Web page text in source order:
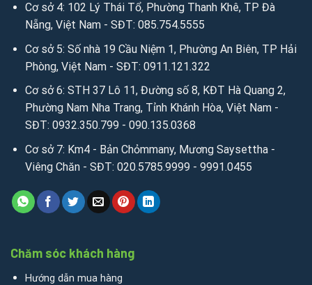
Cơ sở 4: 102 Lý Thái Tổ, Phường Thanh Khê, TP Đà
Nẵng, Việt Nam - SĐT: 085.754.5555
Cơ sở 5: Số nhà 19 Cầu Niệm 1, Phường An Biên, TP Hải
Phòng, Việt Nam - SĐT: 0911.121.322
Cơ sở 6: STH 37 Lô 11, Đường số 8, KĐT Hà Quang 2,
Phường Nam Nha Trang, Tỉnh Khánh Hòa, Việt Nam -
SĐT: 0932.350.799 - 090.135.0368
Cơ sở 7: Km4 - Bản Chỏmmany, Mương Saysettha -
Viêng Chăn - SĐT: 020.5785.9999 - 9991.0455
Chăm sóc khách hàng
Hướng dẫn mua hàng